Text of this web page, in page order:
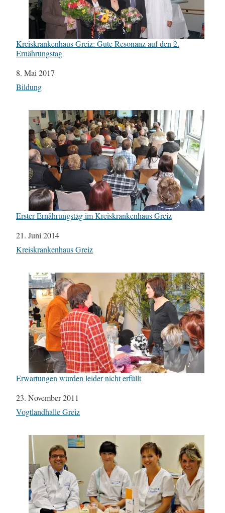
Kreiskrankenhaus Greiz: Gute Resonanz auf den 2.
Ernährungstag
Datum
8. Mai 2017
In Bezug auf
Bildung
Erster Ernährungstag im Kreiskrankenhaus Greiz
Datum
21. Juni 2014
In Bezug auf
Kreiskrankenhaus Greiz
Erwartungen wurden leider nicht erfüllt
Datum
23. November 2011
In Bezug auf
Vogtlandhalle Greiz